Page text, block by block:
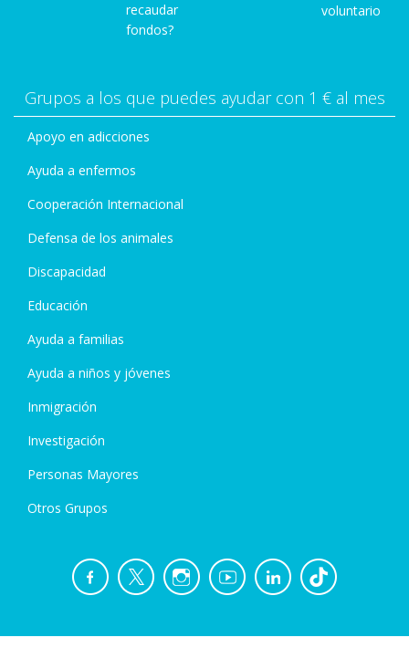
recaudar
fondos?
voluntario
Grupos a los que puedes ayudar con 1 € al mes
Apoyo en adicciones
Ayuda a enfermos
Cooperación Internacional
Defensa de los animales
Discapacidad
Educación
Ayuda a familias
Ayuda a niños y jóvenes
Inmigración
Investigación
Personas Mayores
Otros Grupos